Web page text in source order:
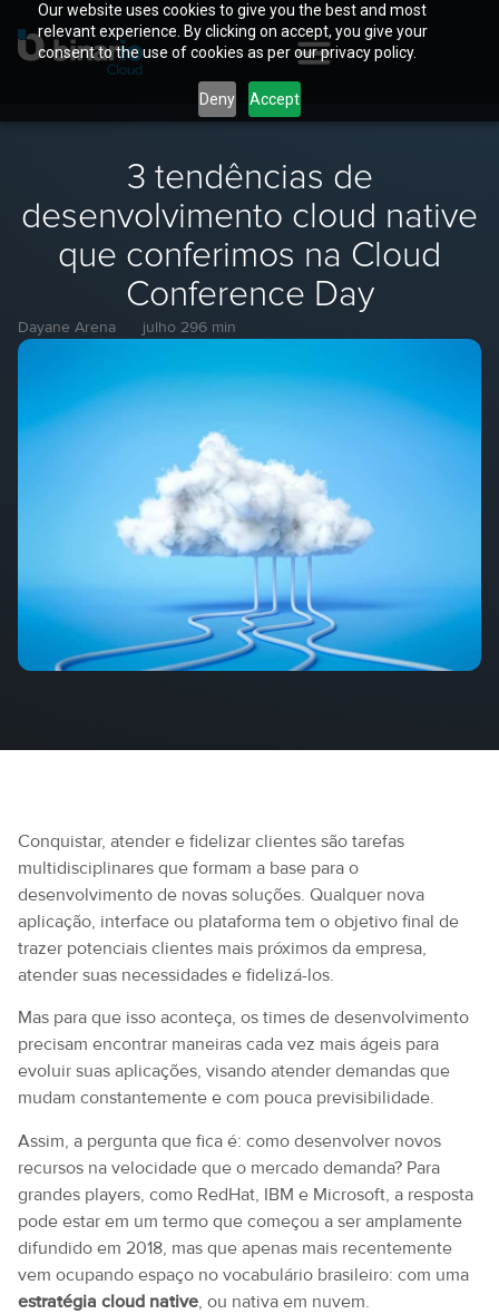
Our website uses cookies to give you the best and most
relevant experience. By clicking on accept, you give your
consent to the use of cookies as per our privacy policy.
Deny Accept
3 tendências de
desenvolvimento cloud native
que conferimos na Cloud
Conference Day
Dayane Arena julho 296 min
Conquistar, atender e fidelizar clientes são tarefas
multidisciplinares que formam a base para o
desenvolvimento de novas soluções. Qualquer nova
aplicação, interface ou plataforma tem o objetivo final de
trazer potenciais clientes mais próximos da empresa,
atender suas necessidades e fidelizá-los.
Mas para que isso aconteça, os times de desenvolvimento
precisam encontrar maneiras cada vez mais ágeis para
evoluir suas aplicações, visando atender demandas que
mudam constantemente e com pouca previsibilidade.
Assim, a pergunta que fica é: como desenvolver novos
recursos na velocidade que o mercado demanda? Para
grandes players, como RedHat, IBM e Microsoft, a resposta
pode estar em um termo que começou a ser amplamente
difundido em 2018, mas que apenas mais recentemente
vem ocupando espaço no vocabulário brasileiro: com uma
estratégia cloud native, ou nativa em nuvem.